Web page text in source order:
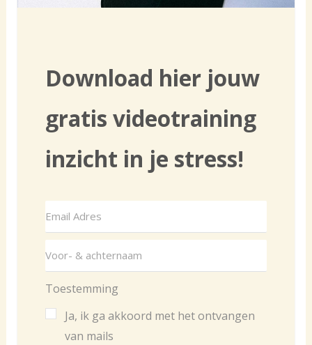
Download hier jouw
gratis videotraining
inzicht in je stress!
Toestemming
Ja, ik ga akkoord met het ontvangen
van mails